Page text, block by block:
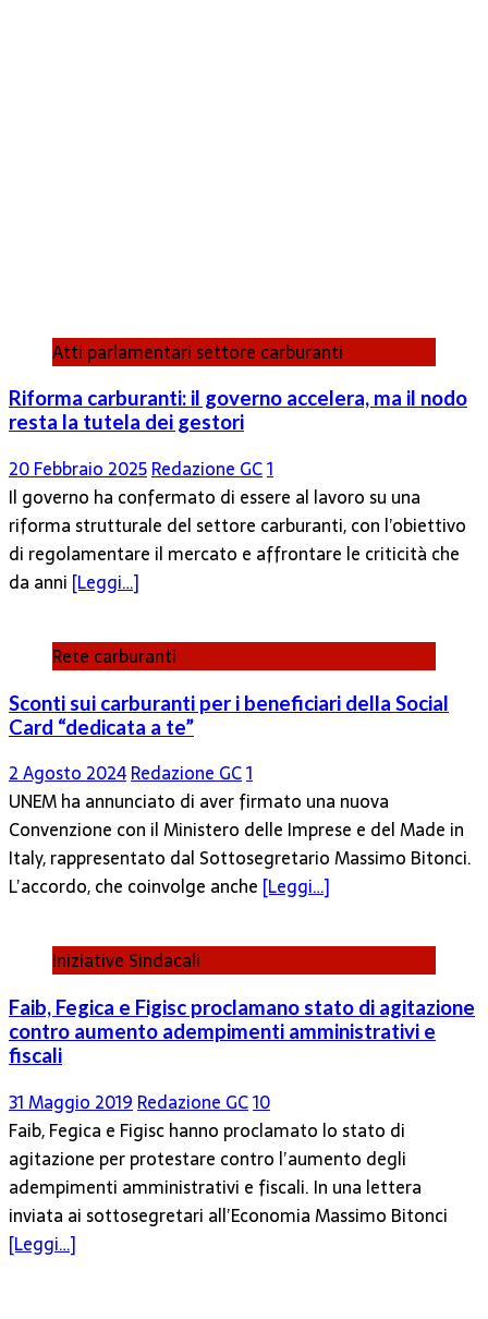
Atti parlamentari settore carburanti
Riforma carburanti: il governo accelera, ma il nodo
resta la tutela dei gestori
20 Febbraio 2025Redazione GC1
Il governo ha confermato di essere al lavoro su una
riforma strutturale del settore carburanti, con l’obiettivo
di regolamentare il mercato e affrontare le criticità che
da anni [Leggi…]
Rete carburanti
Sconti sui carburanti per i beneficiari della Social
Card “dedicata a te”
2 Agosto 2024Redazione GC1
UNEM ha annunciato di aver firmato una nuova
Convenzione con il Ministero delle Imprese e del Made in
Italy, rappresentato dal Sottosegretario Massimo Bitonci.
L’accordo, che coinvolge anche [Leggi…]
Iniziative Sindacali
Faib, Fegica e Figisc proclamano stato di agitazione
contro aumento adempimenti amministrativi e
fiscali
31 Maggio 2019 Redazione GC10
Faib, Fegica e Figisc hanno proclamato lo stato di
agitazione per protestare contro l’aumento degli
adempimenti amministrativi e fiscali. In una lettera
inviata ai sottosegretari all’Economia Massimo Bitonci
[Leggi…]